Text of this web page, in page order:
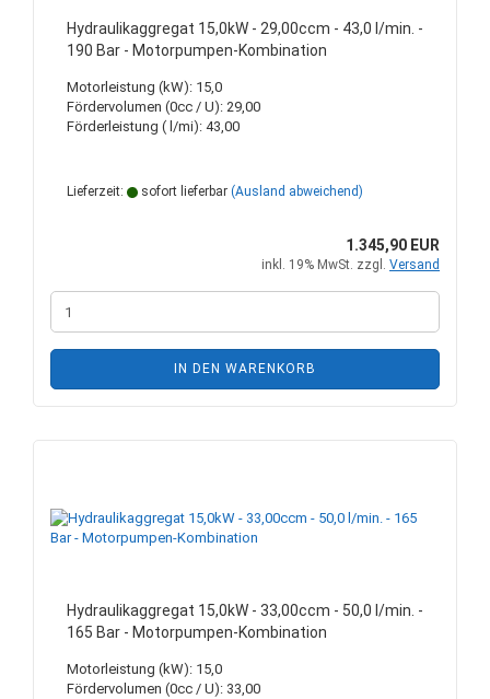
Hydraulikaggregat 15,0kW - 29,00ccm - 43,0 l/min. -
190 Bar - Motorpumpen-Kombination
Motorleistung (kW): 15,0
Fördervolumen (0cc / U): 29,00
Förderleistung ( l/mi): 43,00
Lieferzeit: sofort lieferbar (Ausland abweichend)
1.345,90 EUR
inkl. 19% MwSt. zzgl. Versand
IN DEN WARENKORB
Hydraulikaggregat 15,0kW - 33,00ccm - 50,0 l/min. -
165 Bar - Motorpumpen-Kombination
Motorleistung (kW): 15,0
Fördervolumen (0cc / U): 33,00